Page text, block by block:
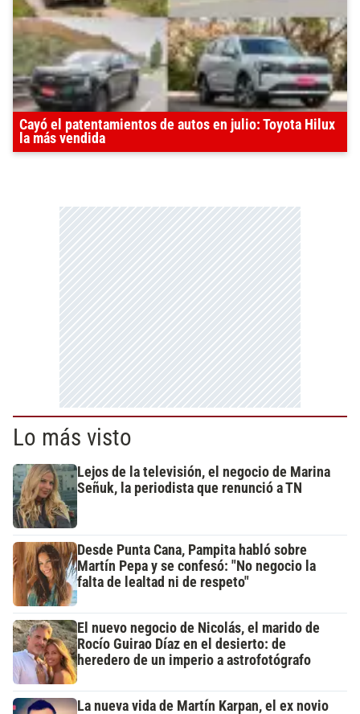
Cayó el patentamientos de autos en julio: Toyota Hilux
la más vendida
Lo más visto
Lejos de la televisión, el negocio de Marina
Señuk, la periodista que renunció a TN
Desde Punta Cana, Pampita habló sobre
Martín Pepa y se confesó: "No negocio la
falta de lealtad ni de respeto"
El nuevo negocio de Nicolás, el marido de
Rocío Guirao Díaz en el desierto: de
heredero de un imperio a astrofotógrafo
La nueva vida de Martín Karpan, el ex novio